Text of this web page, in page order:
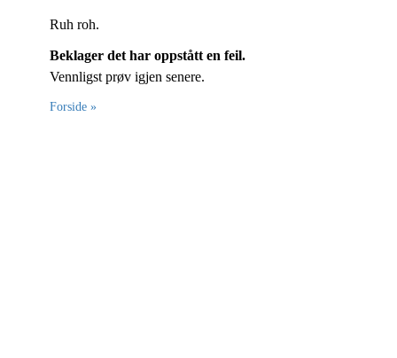
Ruh roh.
Beklager det har oppstått en feil.
Vennligst prøv igjen senere.
Forside »